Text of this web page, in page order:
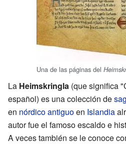
Una de las páginas del
La Heimskringla (que significa
español) es una colección de
en nórdico antiguoen Islandia
autor fue el famoso escaldo e
A veces también se le conoce